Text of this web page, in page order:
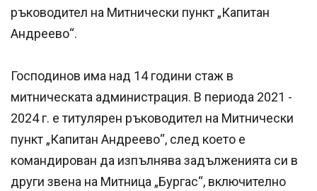
ръководител на Митнически пункт „Капитан
Андреево“.
Господинов има над 14 години стаж в
митническата администрация. В периода 2021 -
2024 г. е титулярен ръководител на Митнически
пункт „Капитан Андреево“, след което е
командирован да изпълнява задълженията си в
други звена на Митница „Бургас“, включително